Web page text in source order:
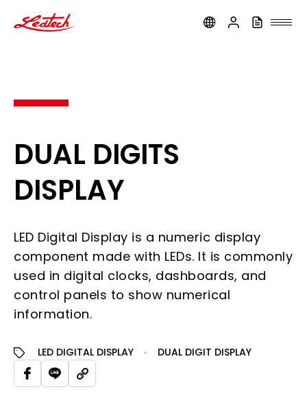
DUAL DIGITS
DISPLAY
LED Digital Display is a numeric display
component made with LEDs. It is commonly
used in digital clocks, dashboards, and
control panels to show numerical
information.
LED DIGITAL DISPLAY DUAL DIGIT DISPLAY